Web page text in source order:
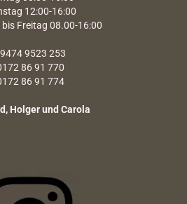
12:00-16:00
Freitag 08.00-16:00
9523 253
86 91 770
86 91 774
Holger und Carola